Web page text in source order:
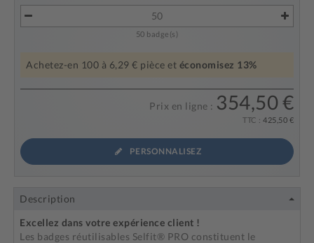
50 badge(s)
Achetez-en 100 à 6,29 € pièce et économisez 13%
Prix en ligne : 354,50 €
TTC : 425,50 €
PERSONNALISEZ
Description
Excellez dans votre expérience client !
Les badges réutilisables Selfit® PRO constituent le